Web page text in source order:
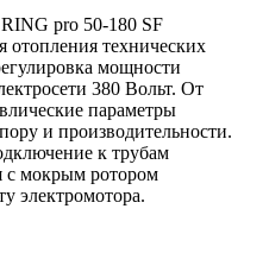
pro 50-180 SF
технических
мощности
380 Вольт. От
параметры
и производительности.
к трубам
с мокрым ротором
электромотора.